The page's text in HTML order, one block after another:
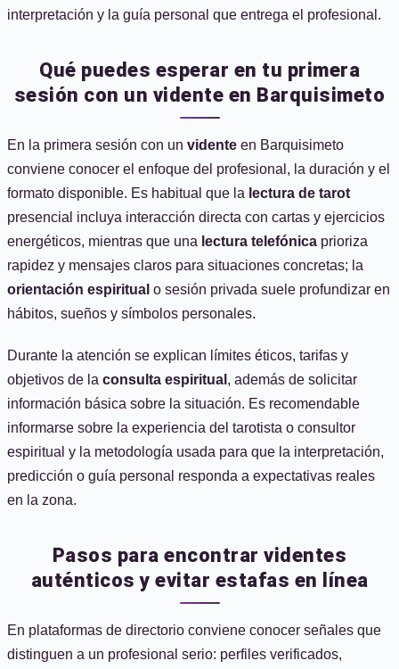
interpretación y la guía personal que entrega el profesional.
Qué puedes esperar en tu primera
sesión con un vidente en Barquisimeto
En la primera sesión con un vidente en Barquisimeto
conviene conocer el enfoque del profesional, la duración y el
formato disponible. Es habitual que la lectura de tarot
presencial incluya interacción directa con cartas y ejercicios
energéticos, mientras que una lectura telefónica prioriza
rapidez y mensajes claros para situaciones concretas; la
orientación espiritual o sesión privada suele profundizar en
hábitos, sueños y símbolos personales.
Durante la atención se explican límites éticos, tarifas y
objetivos de la consulta espiritual , además de solicitar
información básica sobre la situación. Es recomendable
informarse sobre la experiencia del tarotista o consultor
espiritual y la metodología usada para que la interpretación,
predicción o guía personal responda a expectativas reales
en la zona.
Pasos para encontrar videntes
auténticos y evitar estafas en línea
En plataformas de directorio conviene conocer señales que
distinguen a un profesional serio: perfiles verificados,